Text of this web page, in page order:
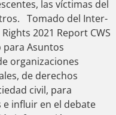
las víctimas del
Tomado del Inter-
2021 Report CWS
Asuntos
organizaciones
de derechos
civil, para
influir en el debate